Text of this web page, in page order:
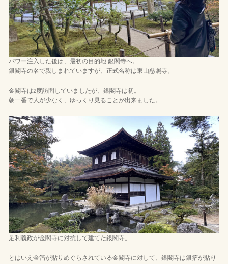
パワー注入した後は、最初の目的地 銀閣寺へ。
銀閣寺の名で親しまれていますが、正式名称は東山慈照寺。
金閣寺は2度訪問していましたが、銀閣寺は初。
朝一番で人が少なく、ゆっくり見ることが出来ました。
足利義政が金閣寺に対抗して建てた銀閣寺。
とはいえ金箔が貼りめぐらされている金閣寺に対して、銀閣寺は銀箔が貼り